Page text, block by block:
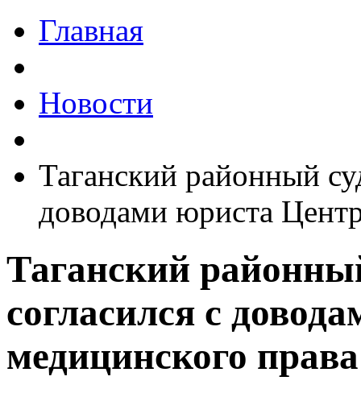
Главная
Новости
Таганский районный
доводами юриста
Таганский
согласился с
медицинского права